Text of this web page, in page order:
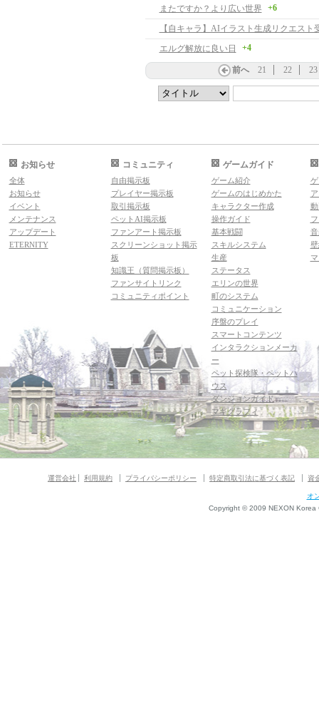
またですか？より広い世界 +6
エルグ解放に良い日 +4
前へ 21 22 23
お知らせ
全体
お知らせ
イベント
メンテナンス
アップデート
ETERNITY
コミュニティ
自由掲示板
プレイヤー掲示板
取引掲示板
ペットAI掲示板
ファンアート掲示板
スクリーンショット掲示
板
知識王（質問掲示板）
ファンサイトリンク
コミュニティポイント
ゲームガイド
ゲーム紹介
ゲームのはじめかた
キャラクター作成
操作ガイド
基本戦闘
スキルシステム
生産
ステータス
エリンの世界
町のシステム
コミュニケーション
序盤のプレイ
スマートコンテンツ
インタラクションメーカ
ー
ペット探検隊・ペットハ
ウス
ダンジョンガイド
マギグラフィ
運営会社 利用規約 プライバシーポリシー 特定商取引法に基づく表記 資
オ
Copyright © 2009 NEXON Korea